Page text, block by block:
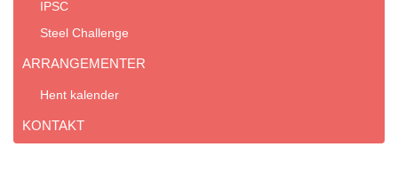
IPSC
Steel Challenge
ARRANGEMENTER
Hent kalender
KONTAKT